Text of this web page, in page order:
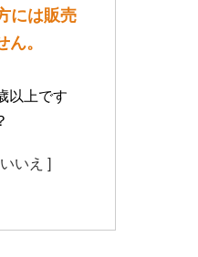
には販売
。
以上です
いえ ]